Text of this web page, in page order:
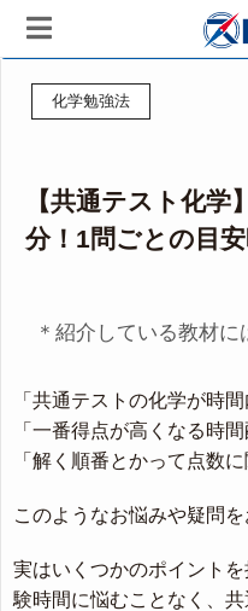
化学勉強法
【共通テスト化
分！1問ごとの目
＊紹介している教材
「共通テストの化学が時
「一番得点が高くなる時
「解く順番とかって点数
このようなお悩みや疑問
実はいくつかのポイント
験時間に悩むことなく、